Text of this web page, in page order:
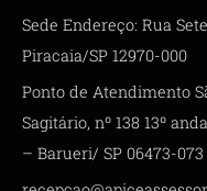
Sede Endereço: Rua
Piracaia/SP 12970-000
Ponto de Atendimento
Sagitário, nº 138 13º
– Barueri/ SP 06473-073